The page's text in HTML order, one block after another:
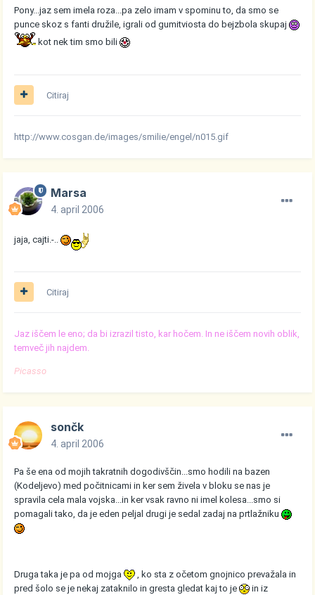
Pony...jaz sem imela roza...pa zelo imam v spominu to, da smo se
punce skoz s fanti družile, igrali od gumitviosta do bejzbola skupaj
kot nek tim smo bili
Citiraj
http://www.cosgan.de/images/smilie/engel/n015.gif
Marsa
4. april 2006
jaja, cajti.-..
Citiraj
Jaz iščem le eno; da bi izrazil tisto, kar hočem. In ne iščem novih oblik,
temveč jih najdem.
Picasso
sončk
4. april 2006
Pa še ena od mojih takratnih dogodivščin...smo hodili na bazen
(Kodeljevo) med počitnicami in ker sem živela v bloku se nas je
spravila cela mala vojska...in ker vsak ravno ni imel kolesa...smo si
pomagali tako, da je eden peljal drugi je sedal zadaj na prtlažniku
Druga taka je pa od mojga
, ko sta z očetom gnojnico prevažala in
pred šolo se je nekaj zataknilo in gresta gledat kaj to je
in iz